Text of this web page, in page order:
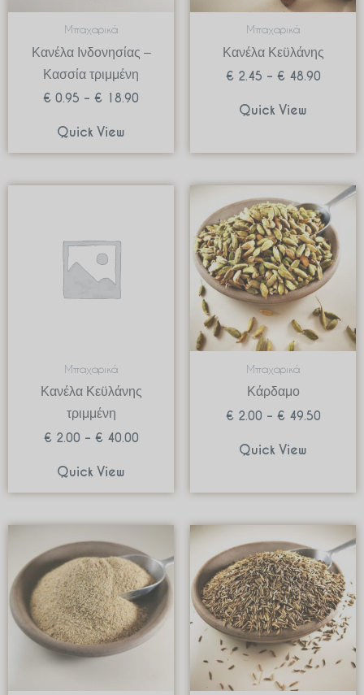
Μπαχαρικά
Κανέλα Ινδονησίας –
Κασσία τριμμένη
€ 0.95 – € 18.90
Quick View
Μπαχαρικά
Κανέλα Κεϋλάνης
€ 2.45 – € 48.90
Quick View
Μπαχαρικά
Κανέλα Κεϋλάνης
τριμμένη
€ 2.00 – € 40.00
Quick View
Μπαχαρικά
Κάρδαμο
€ 2.00 – € 49.50
Price
range:
€ 2.00
through
€ 49.50
Quick View
range:
€ 4.95
through
€ 49.50
range:
€ 0.65
through
€ 13.00